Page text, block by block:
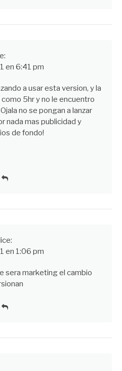
en 6:41 pm
a usar esta version, y la
5hr y no le encuentro
no se pongan a lanzar
nada mas publicidad y
de fondo!
en 1:06 pm
sera marketing el cambio